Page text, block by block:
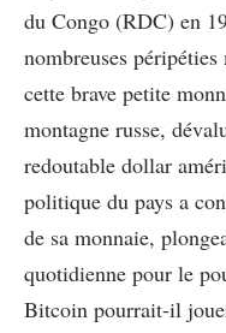
du Congo (RDC) en
nombreuses
cette brave petite
montagne russe,
redoutable dollar
politique du pays a
de sa monnaie,
quotidienne pour le
Bitcoin pourrait-il